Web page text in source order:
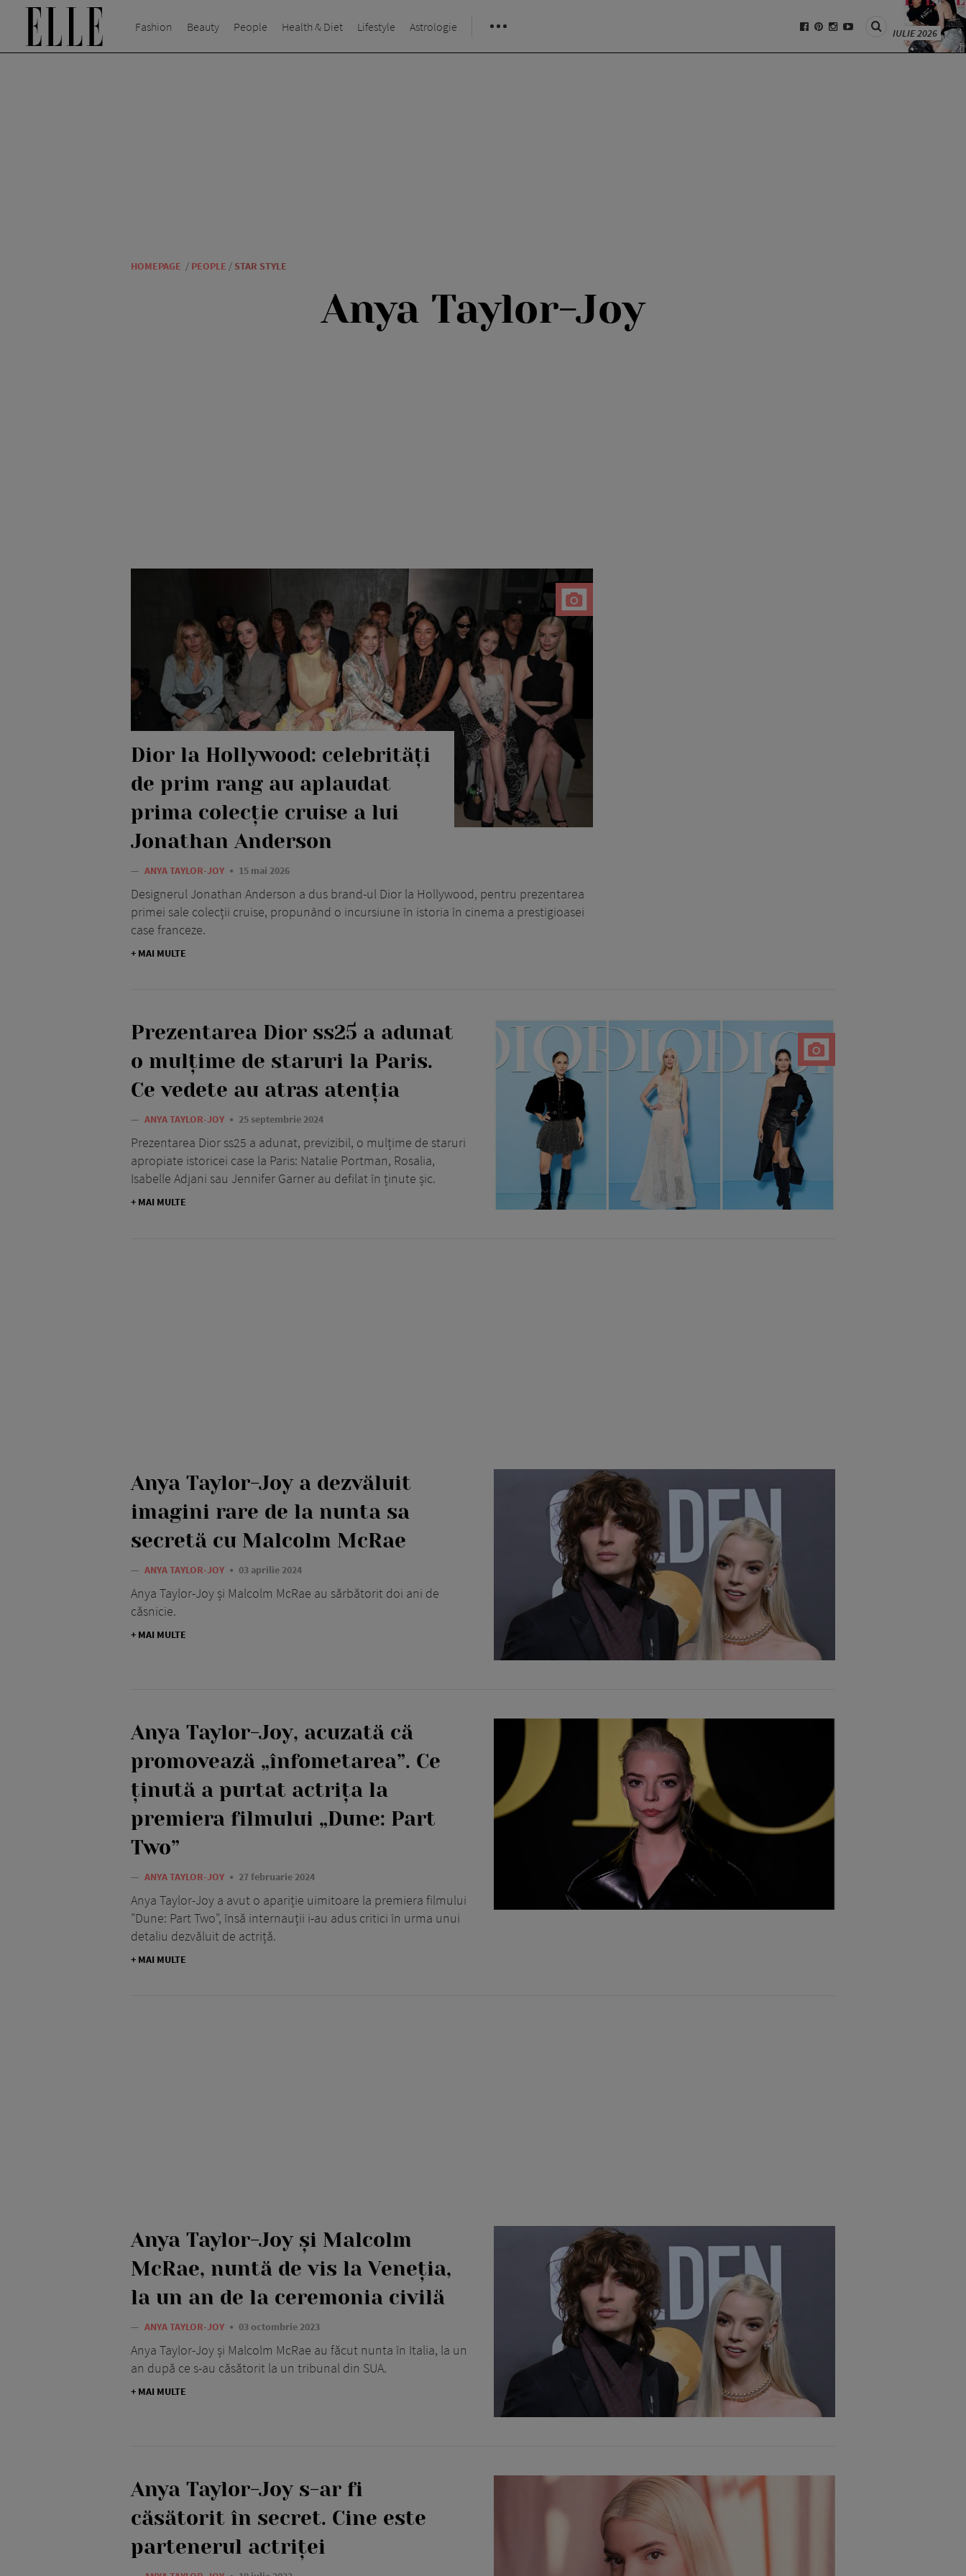
Fashion Beauty People Health & Diet Lifestyle Astrologie IULIE 2026
HOMEPAGE / PEOPLE / STAR STYLE
Anya Taylor-Joy
Dior la Hollywood: celebrități
de prim rang au aplaudat
prima colecție cruise a lui
Jonathan Anderson
— ANYA TAYLOR-JOY 15 mai 2026
Designerul Jonathan Anderson a dus brand-ul Dior la Hollywood, pentru prezentarea
primei sale colecții cruise, propunând o incursiune în istoria în cinema a prestigioasei
case franceze.
+ MAI MULTE
Prezentarea Dior ss25 a adunat
o mulțime de staruri la Paris.
Ce vedete au atras atenția
— ANYA TAYLOR-JOY 25 septembrie 2024
Prezentarea Dior ss25 a adunat, previzibil, o mulțime de staruri
apropiate istoricei case la Paris: Natalie Portman, Rosalia,
Isabelle Adjani sau Jennifer Garner au defilat în ținute șic.
+ MAI MULTE
Anya Taylor-Joy a dezvăluit
imagini rare de la nunta sa
secretă cu Malcolm McRae
— ANYA TAYLOR-JOY 03 aprilie 2024
Anya Taylor-Joy și Malcolm McRae au sărbătorit doi ani de
căsnicie.
+ MAI MULTE
Anya Taylor-Joy, acuzată că
promovează „înfometarea”. Ce
ținută a purtat actrița la
premiera filmului „Dune: Part
Two”
— ANYA TAYLOR-JOY 27 februarie 2024
Anya Taylor-Joy a avut o apariție uimitoare la premiera filmului
"Dune: Part Two", însă internauții i-au adus critici în urma unui
detaliu dezvăluit de actriță.
+ MAI MULTE
Anya Taylor-Joy și Malcolm
McRae, nuntă de vis la Veneția,
la un an de la ceremonia civilă
— ANYA TAYLOR-JOY 03 octombrie 2023
Anya Taylor-Joy și Malcolm McRae au făcut nunta în Italia, la un
an după ce s-au căsătorit la un tribunal din SUA.
+ MAI MULTE
Anya Taylor-Joy s-ar fi
căsătorit în secret. Cine este
partenerul actriței